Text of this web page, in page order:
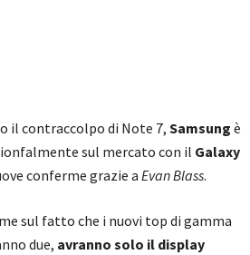
il contraccolpo di Note 7, Samsung è
sul mercato con il Galaxy
conferme grazie a Evan Blass.
sul fatto che i nuovi top di gamma
due, avranno solo il display